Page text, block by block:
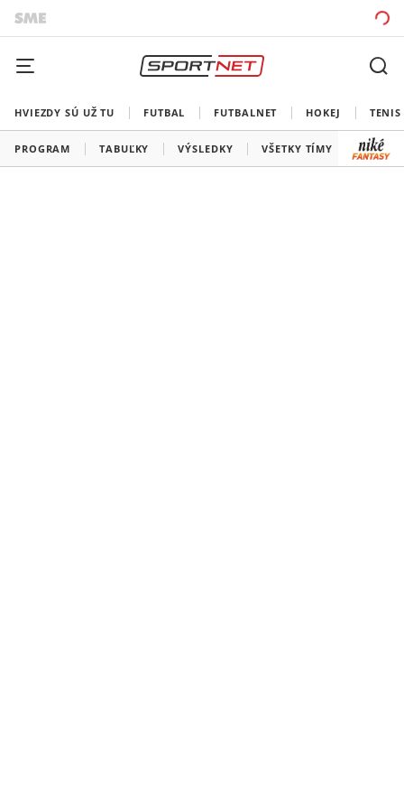
HVIEZDY SÚ UŽ TU FUTBAL FUTBALNET HOKEJ TENIS
PROGRAM TABUĽKY VÝSLEDKY VŠETKY TÍMY